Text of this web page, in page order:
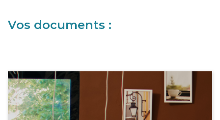
Vos documents :